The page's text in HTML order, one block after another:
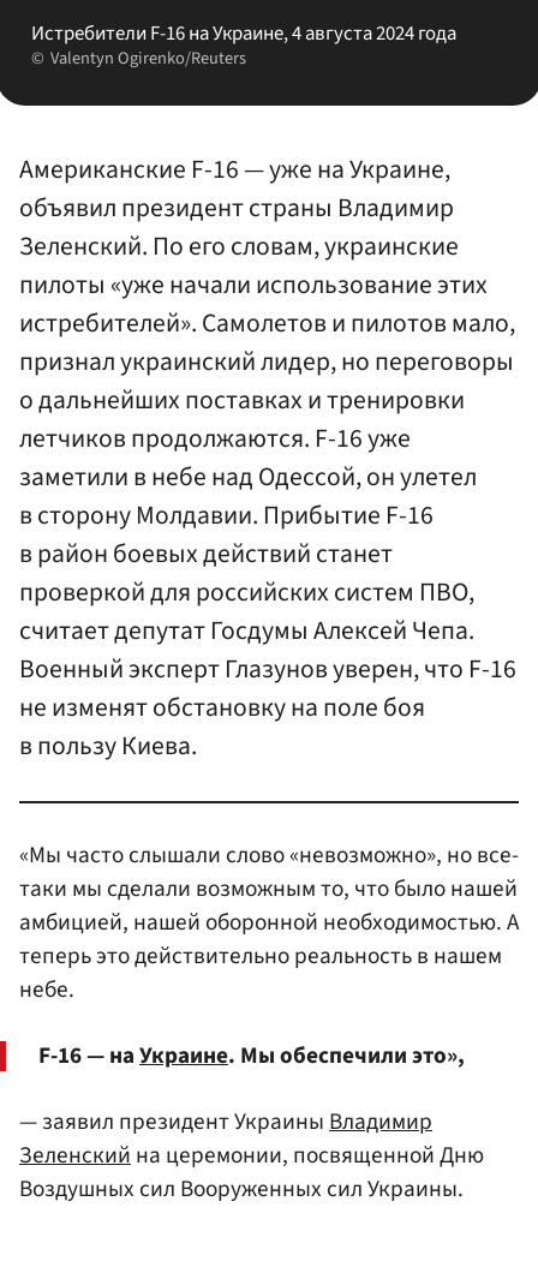
Истребители F-16 на Украине, 4 августа 2024 года
Valentyn Ogirenko/Reuters
Американские F-16 — уже на Украине,
объявил президент страны Владимир
Зеленский. По его словам, украинские
пилоты «уже начали использование этих
истребителей». Самолетов и пилотов мало,
признал украинский лидер, но переговоры
о дальнейших поставках и тренировки
летчиков продолжаются. F-16 уже
заметили в небе над Одессой, он улетел
в сторону Молдавии. Прибытие F-16
в район боевых действий станет
проверкой для российских систем ПВО,
считает депутат Госдумы Алексей Чепа.
Военный эксперт Глазунов уверен, что F-16
не изменят обстановку на поле боя
в пользу Киева.
«Мы часто слышали слово «невозможно», но все-
таки мы сделали возможным то, что было нашей
амбицией, нашей оборонной необходимостью. А
теперь это действительно реальность в нашем
небе.
F-16 — наУкраине. Мы обеспечили это»,
— заявил президент УкраиныВладимир
Зеленскийна церемонии, посвященной Дню
Воздушных сил Вооруженных сил Украины.